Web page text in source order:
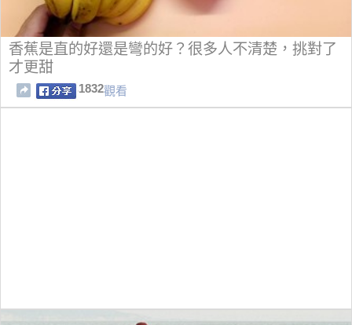
香蕉是直的好還是彎的好？很多人不清楚，挑對了
才更甜
1832觀看